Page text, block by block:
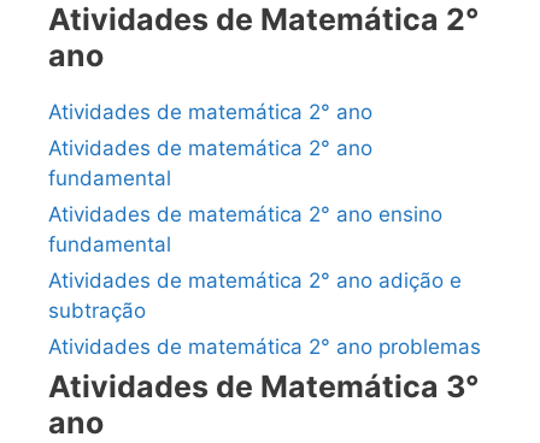
Atividades de Matemática 2°
ano
Atividades de matemática 2° ano
Atividades de matemática 2° ano
fundamental
Atividades de matemática 2° ano ensino
fundamental
Atividades de matemática 2° ano adição e
subtração
Atividades de matemática 2° ano problemas
Atividades de Matemática 3°
ano